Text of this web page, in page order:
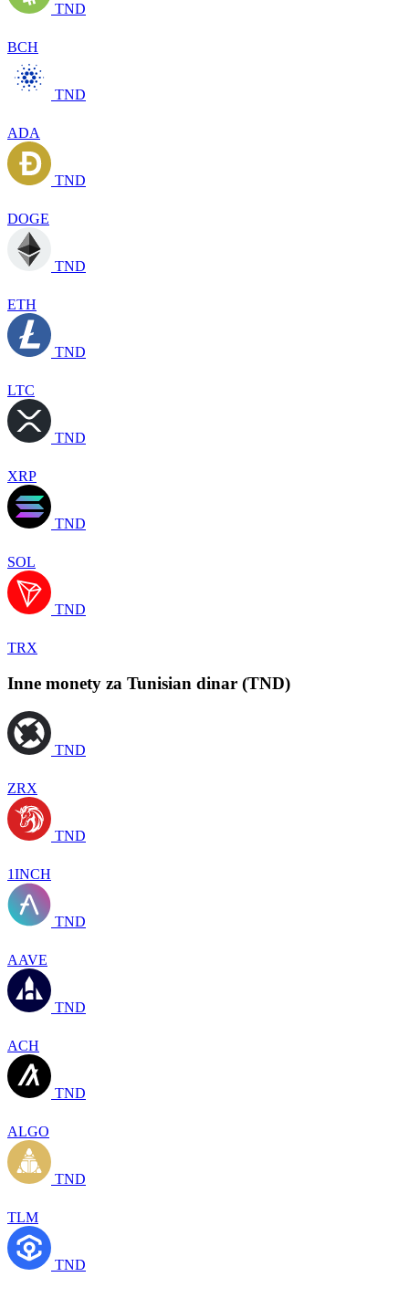
TND
BCH
TND
ADA
TND
DOGE
TND
ETH
TND
LTC
TND
XRP
TND
SOL
TND
TRX
Inne monety za Tunisian dinar (TND)
TND
ZRX
TND
1INCH
TND
AAVE
TND
ACH
TND
ALGO
TND
TLM
TND